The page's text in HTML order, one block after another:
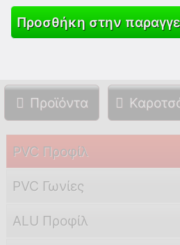
Ψάξιμο
Προϊόντα
PVC Προφίλ
PVC Γωνίες
ALU Προφίλ
Προσθήκη στην